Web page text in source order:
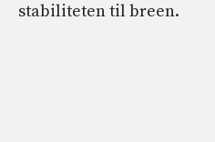
stabiliteten til breen.